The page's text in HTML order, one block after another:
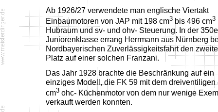
Ab 1926/27 verwendete man englische Viertakt
Einbaumotoren von JAP mit 198 cm3 bis 496 cm3
Hubraum und sv- und ohv- Steuerung. In der
Juniorenklasse errang Herrmann aus Nürnberg
Nordbayerischen Zuverlässigkeitsfahrt den
Platz auf einer solchen Franzani.
Das Jahr 1928 brachte die Beschränkung auf ein
einziges Modell, die FK 59 mit dem dreiventiligen
cm3 ohc- Küchenmotor von dem nur wenige
verkauft werden konnten.